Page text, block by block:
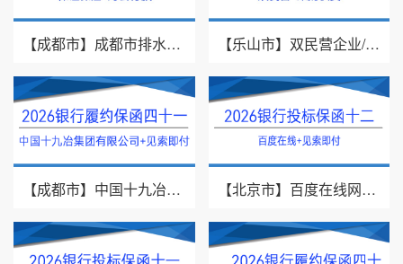
【成都市】成都市排水有限责任公司/投标保证保险/2026银行投标保函十三 【乐山市】双民营企业/采购供货/2026年银行履约保函四十二
【成都市】中国十九冶集团有限公司/见索即付/2026年银行履约保函四十一 【北京市】百度在线网络技术（北京）有限公司/投标保函/2026银行投标保函十二